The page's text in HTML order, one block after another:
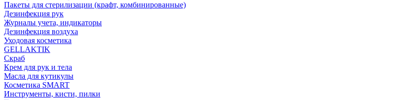
Пакеты для стерилизации (крафт, комбинированные)
Дезинфекция рук
Журналы учета, индикаторы
Дезинфекция воздуха
Уходовая косметика
GELLAKTIK
Скраб
Крем для рук и тела
Масла для кутикулы
Косметика SMART
Инструменты, кисти, пилки